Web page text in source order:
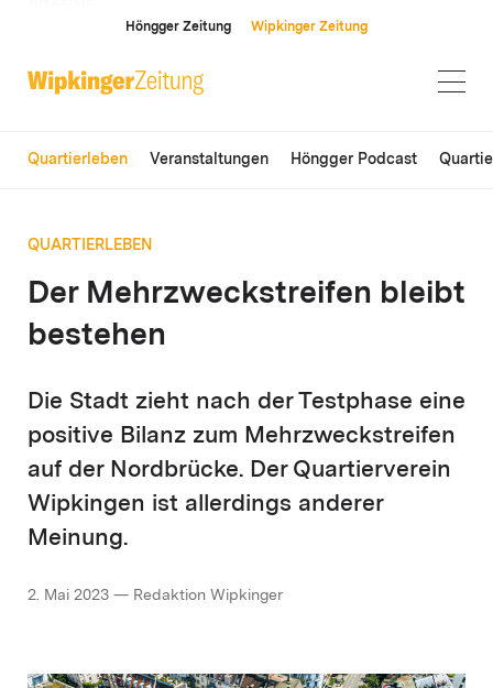
Höngger Zeitung Wipkinger Zeitung
Quartierleben Veranstaltungen Höngger Podcast
QUARTIERLEBEN
Der Mehrzweckstreifen bleibt
bestehen
Die Stadt zieht nach der Testphase eine
positive Bilanz zum Mehrzweckstreifen
auf der Nordbrücke. Der Quartierverein
Wipkingen ist allerdings anderer
Meinung.
2. Mai 2023 — Redaktion Wipkinger